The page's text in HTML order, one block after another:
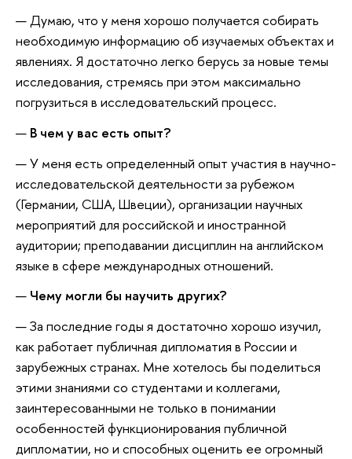
Думаю, что у меня хорошо получается собирать
необходимую информацию об изучаемых объектах и
явлениях. Я достаточно легко берусь за новые темы
исследования, стремясь при этом максимально
погрузиться в исследовательский процесс.
В чем у вас есть опыт?
У меня есть определенный опыт участия в научно-
исследовательской деятельности за рубежом
(Германии, США, Швеции), организации научных
мероприятий для российской и иностранной
аудитории; преподавании дисциплин на английском
языке в сфере международных отношений.
Чему могли бы научить других?
За последние годы я достаточно хорошо изучил,
как работает публичная дипломатия в России и
зарубежных странах. Мне хотелось бы поделиться
этими знаниями со студентами и коллегами,
заинтересованными не только в понимании
особенностей функционирования публичной
дипломатии, но и способных оценить ее огромный